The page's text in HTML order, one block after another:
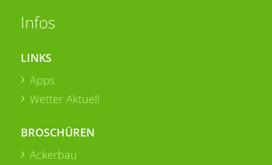
Infos
LINKS
Apps
Wetter Aktuell
BROSCHÜREN
Ackerbau